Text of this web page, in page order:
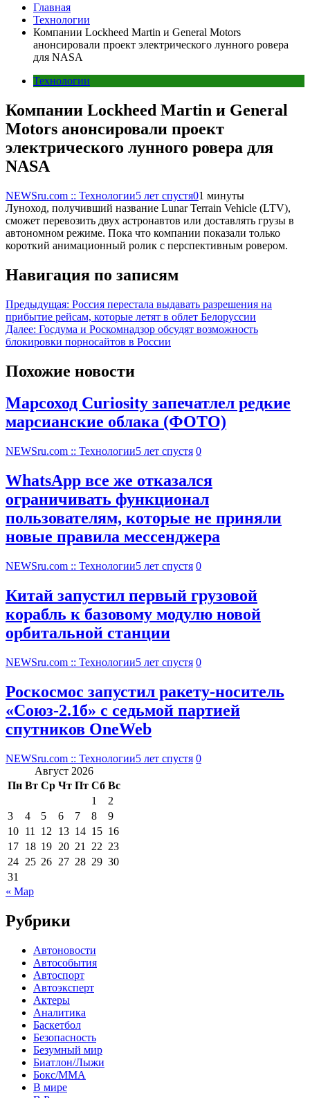
Главная
Технологии
Компании Lockheed Martin и General Motors
анонсировали проект электрического лунного ровера
для NASA
Технологии
Компании Lockheed Martin и General
Motors анонсировали проект
электрического лунного ровера для
NASA
NEWSru.com :: Технологии5 лет спустя01 минуты
Луноход, получивший название Lunar Terrain Vehicle (LTV),
сможет перевозить двух астронавтов или доставлять грузы в
автономном режиме. Пока что компании показали только
короткий анимационный ролик с перспективным ровером.
Навигация по записям
Предыдущая: Россия перестала выдавать разрешения на
прибытие рейсам, которые летят в облет Белоруссии
Далее: Госдума и Роскомнадзор обсудят возможность
блокировки порносайтов в России
Похожие новости
Марсоход Curiosity запечатлел редкие
марсианские облака (ФОТО)
NEWSru.com :: Технологии5 лет спустя 0
WhatsApp все же отказался
ограничивать функционал
пользователям, которые не приняли
новые правила мессенджера
NEWSru.com :: Технологии5 лет спустя 0
Китай запустил первый грузовой
корабль к базовому модулю новой
орбитальной станции
NEWSru.com :: Технологии5 лет спустя 0
Роскосмос запустил ракету-носитель
«Союз-2.1б» с седьмой партией
спутников OneWeb
NEWSru.com :: Технологии5 лет спустя 0
Август 2026
Пн Вт Ср Чт Пт Сб Вс
1
2
3
4 5 6 7 8
9
10 11 12 13 14 15 16
17 18 19 20 21 22 23
24 25 26 27 28 29 30
31
« Мар
Рубрики
Автоновости
Автособытия
Автоспорт
Автоэксперт
Актеры
Аналитика
Баскетбол
Безопасность
Безумный мир
Биатлон/Лыжи
Бокс/MMA
В мире